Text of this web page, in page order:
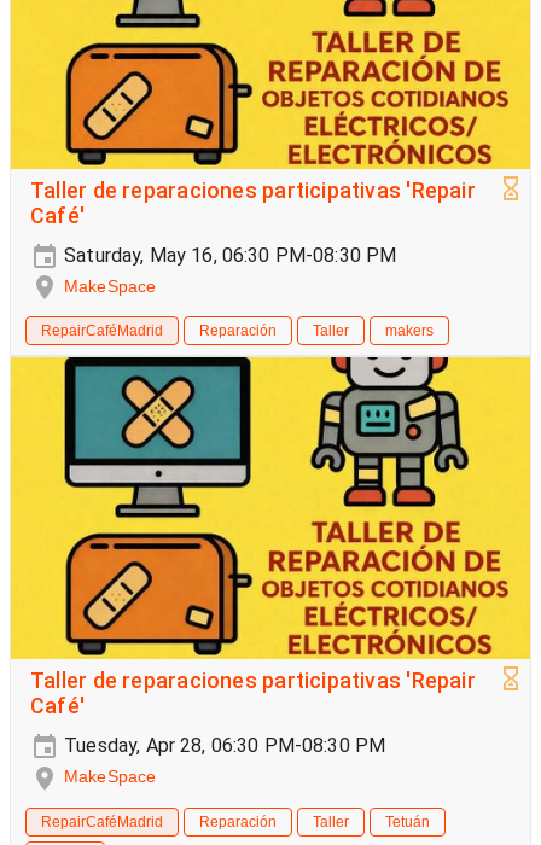
Taller de reparaciones participativas 'Repair
Café'
Saturday, May 16, 06:30 PM-08:30 PM
MakeSpace
RepairCaféMadrid Reparación Taller makers
Taller de reparaciones participativas 'Repair
Café'
Tuesday, Apr 28, 06:30 PM-08:30 PM
MakeSpace
RepairCaféMadrid Reparación Taller
Tetuán